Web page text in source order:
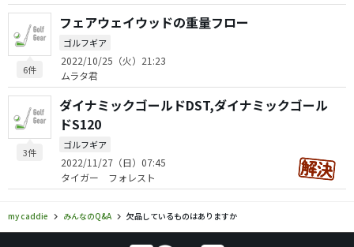
6件
フェアウェイウッドの重量フロー
ゴルフギア
2022/10/25（火）21:23
ムラタ君
3件
ダイナミックゴールドDST,ダイナミックゴール
ドS120
ゴルフギア
2022/11/27（日）07:45
タイガー フォレスト
my caddie みんなのQ&A 欠品しているものはありますか